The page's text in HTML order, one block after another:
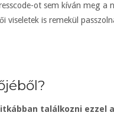
ot sem kíván meg
viseletek is remekül
találkozni ezzel